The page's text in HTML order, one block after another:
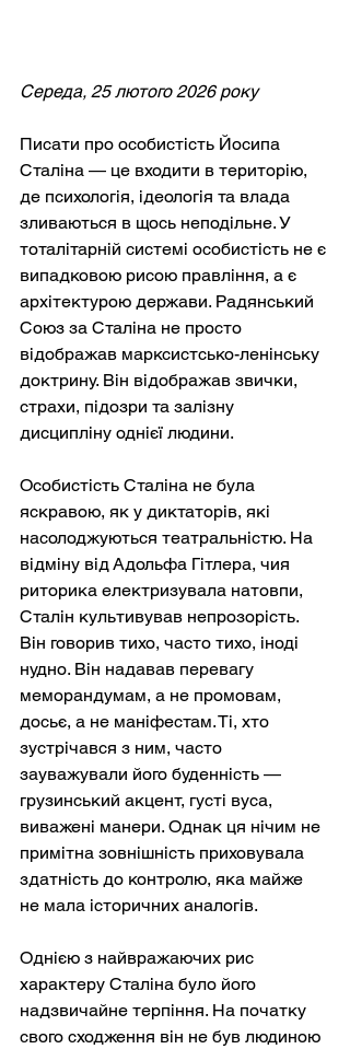
Середа, 25 лютого 2026 року
Писати про особистість Йосипа
Сталіна — це входити в територію,
де психологія, ідеологія та влада
зливаються в щось неподільне. У
тоталітарній системі особистість не є
випадковою рисою правління, а є
архітектурою держави. Радянський
Союз за Сталіна не просто
відображав марксистсько-ленінську
доктрину. Він відображав звички,
страхи, підозри та залізну
дисципліну однієї людини.
Особистість Сталіна не була
яскравою, як у диктаторів, які
насолоджуються театральністю. На
відміну від Адольфа Гітлера, чия
риторика електризувала натовпи,
Сталін культивував непрозорість.
Він говорив тихо, часто тихо, іноді
нудно. Він надавав перевагу
меморандумам, а не промовам,
досьє, а не маніфестам. Ті, хто
зустрічався з ним, часто
зауважували його буденність —
грузинський акцент, густі вуса,
виважені манери. Однак ця нічим не
примітна зовнішність приховувала
здатність до контролю, яка майже
не мала історичних аналогів.
Однією з найвражаючих рис
характеру Сталіна було його
надзвичайне терпіння. На початку
свого сходження він не був людиною